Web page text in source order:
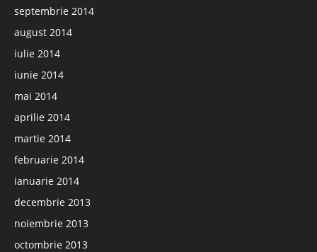
septembrie 2014
august 2014
iulie 2014
iunie 2014
mai 2014
aprilie 2014
martie 2014
februarie 2014
ianuarie 2014
decembrie 2013
noiembrie 2013
octombrie 2013